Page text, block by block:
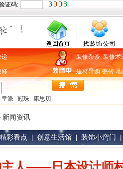
证码:
递 装修杂谈装修
修 建材导购 瓷砖
皇派 冠珠 康思贝
新闻资讯
精彩看点 创意生活馆 装饰小窍门